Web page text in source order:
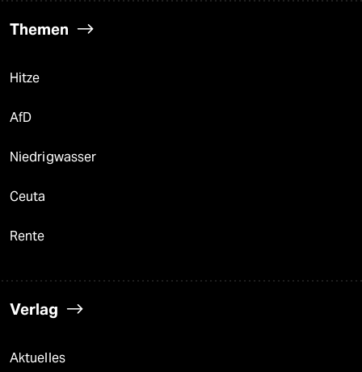
Themen
Hitze
AfD
Niedrigwasser
Ceuta
Rente
Verlag
Aktuelles